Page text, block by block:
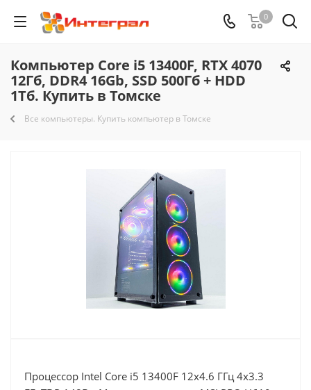
0
Компьютер Core i5 13400F, RTX 4070
12Гб, DDR4 16Gb, SSD 500Гб + HDD
1Тб. Купить в Томске
Все компьютеры. Купить компьютер в Томске
Процессор Intel Core i5 13400F 12x4.6 ГГц 4x3.3